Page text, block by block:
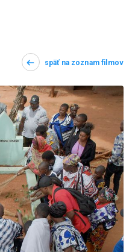
späť na zoznam filmov